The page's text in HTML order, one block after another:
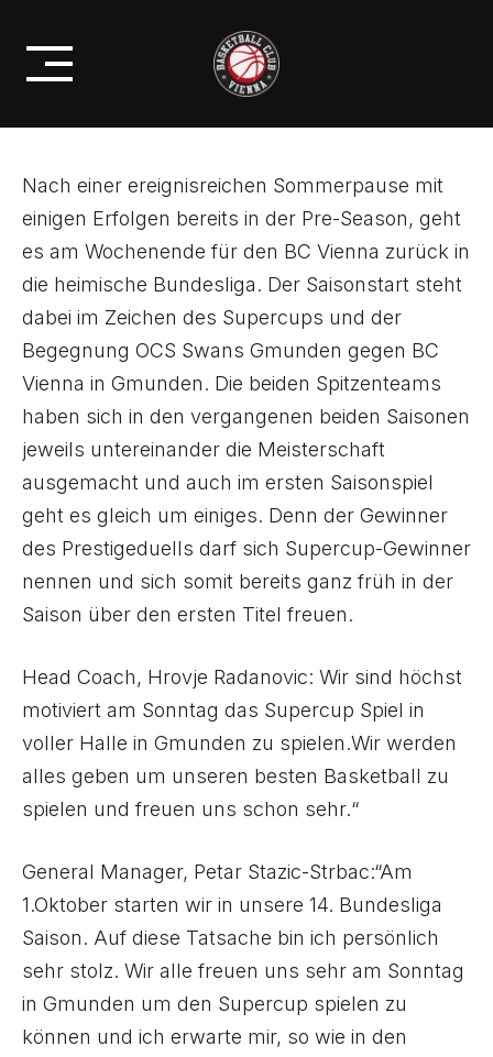
content
STARTET IN DIE 14. BUNDESLIGA
SAISON
Nach einer ereignisreichen Sommerpause mit
einigen Erfolgen bereits in der Pre-Season, geht
es am Wochenende für den BC Vienna zurück in
die heimische Bundesliga. Der Saisonstart steht
dabei im Zeichen des Supercups und der
Begegnung OCS Swans Gmunden gegen BC
Vienna in Gmunden. Die beiden Spitzenteams
haben sich in den vergangenen beiden Saisonen
jeweils untereinander die Meisterschaft
ausgemacht und auch im ersten Saisonspiel
geht es gleich um einiges. Denn der Gewinner
des Prestigeduells darf sich Supercup-Gewinner
nennen und sich somit bereits ganz früh in der
Saison über den ersten Titel freuen.
Head Coach, Hrovje Radanovic: Wir sind höchst
motiviert am Sonntag das Supercup Spiel in
voller Halle in Gmunden zu spielen.Wir werden
alles geben um unseren besten Basketball zu
spielen und freuen uns schon sehr.“
General Manager, Petar Stazic-Strbac:“Am
1.Oktober starten wir in unsere 14. Bundesliga
Saison. Auf diese Tatsache bin ich persönlich
sehr stolz. Wir alle freuen uns sehr am Sonntag
in Gmunden um den Supercup spielen zu
können und ich erwarte mir, so wie in den